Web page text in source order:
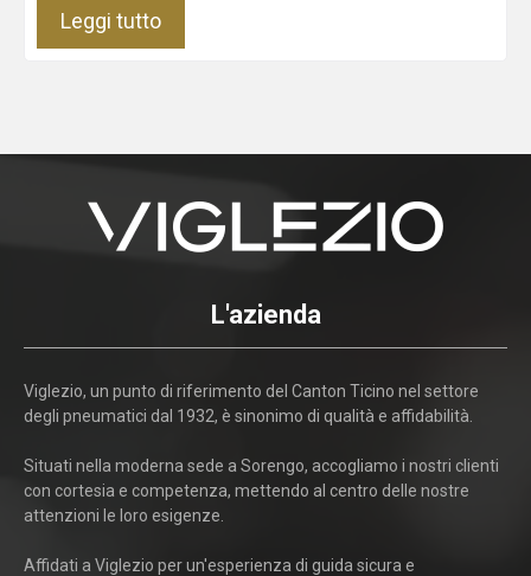
Leggi tutto
L'azienda
Viglezio, un punto di riferimento del Canton Ticino nel settore
degli pneumatici dal 1932, è sinonimo di qualità e affidabilità.
Situati nella moderna sede a Sorengo, accogliamo i nostri clienti
con cortesia e competenza, mettendo al centro delle nostre
attenzioni le loro esigenze.
Affidati a Viglezio per un'esperienza di guida sicura e